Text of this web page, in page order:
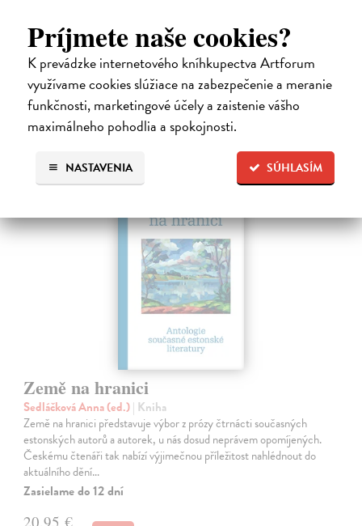
Príjmete naše cookies?
K prevádzke internetového kníhkupectva Artforum
využívame cookies slúžiace na zabezpečenie a meranie
funkčnosti, marketingové účely a zaistenie vášho
maximálneho pohodlia a spokojnosti.
SÚHLASÍM
NASTAVENIA
nášho jazyka.“ Adam Berka, vydavateľ Blahoslav Hečko (*1915 Suchá
nad Parnou – †2002 Bratislava) je jedny´m z najvy´znamnejších
slovensky´ch,…
Na sklade
25,00 €
Země na hranici
Sedláčková Anna (ed.)| Kniha
Země na hranici představuje výbor z prózy čtrnácti současných
estonských autorů a autorek, u nás dosud neprávem opomíjených.
Českému čtenáři tak nabízí výjimečnou příležitost nahlédnout do
aktuálního dění…
Zasielame do 12 dní
20,95 €